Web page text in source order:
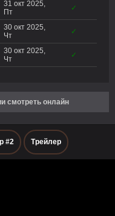
31 окт 2025,
Пт
✓
30 окт 2025,
Чт
✓
30 окт 2025,
Чт
✓
смотреть онлайн
#2 Трейлер